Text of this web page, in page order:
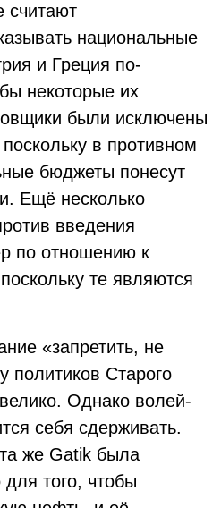
считают
национальные
и Греция по-
некоторые их
были исключены
в противном
бюджеты понесут
Ещё несколько
введения
по отношению к
те являются
«запретить, не
политиков Старого
Однако волей-
себя сдерживать.
же Gatik была
того, чтобы